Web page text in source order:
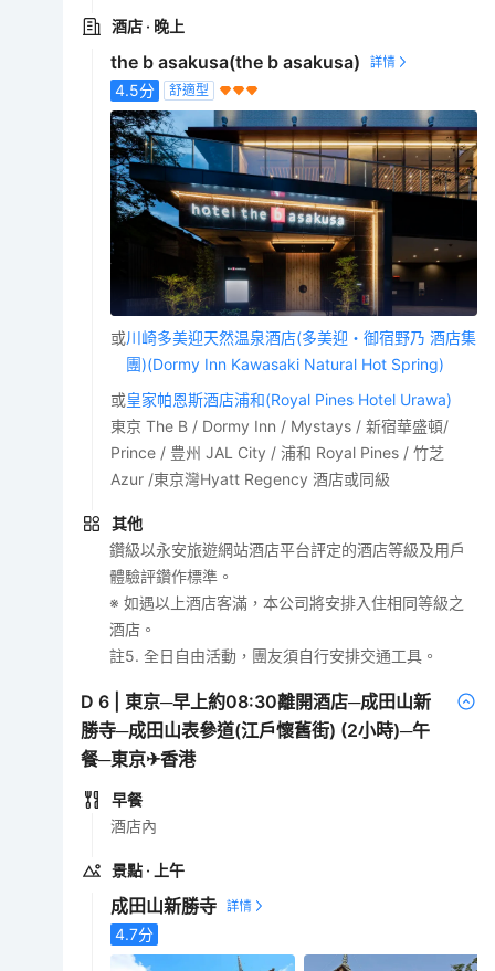
酒店 · 晚上
the b asakusa(the b asakusa)
4.5分 舒適型
或川崎多美迎天然温泉酒店(多美迎・御宿野乃 酒店集
團)(Dormy Inn Kawasaki Natural Hot Spring)
或皇家帕恩斯酒店浦和(Royal Pines Hotel Urawa)
東京 The B / Dormy Inn / Mystays / 新宿華盛頓/
Prince / 豊州 JAL City / 浦和 Royal Pines / 竹芝
Azur /東京灣Hyatt Regency 酒店或同級
其他
鑽級以永安旅遊網站酒店平台評定的酒店等級及用戶
體驗評鑽作標準。
※ 如遇以上酒店客滿，本公司將安排入住相同等級之
酒店。
註5. 全日自由活動，團友須自行安排交通工具。
D6
東京─早上約08:30離開酒店─成田山新
勝寺─成田山表參道(江戶懷舊街) (2小時)─午
餐─東京✈香港
早餐
酒店內
景點 · 上午
成田山新勝寺
4.7分